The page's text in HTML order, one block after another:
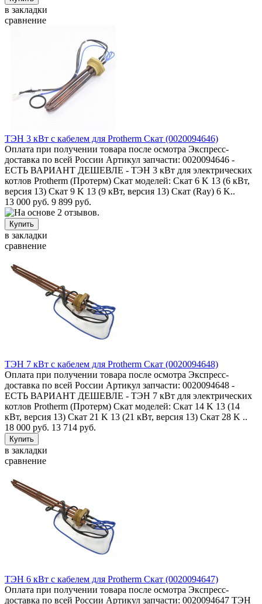
в закладки
сравнение
ТЭН 3 кВт с кабелем для Protherm Скат (0020094646)
Оплата при получении товара после осмотра Экспресс-
доставка по всей России Артикул запчасти: 0020094646 -
ЕСТЬ ВАРИАНТ ДЕШЕВЛЕ - ТЭН 3 кВт для электрических
котлов Protherm (Протерм) Скат моделей: Скат 6 K 13 (6 кВт,
версия 13) Скат 9 K 13 (9 кВт, версия 13) Скат (Ray) 6 K..
13 000 руб. 9 899 руб.
в закладки
сравнение
ТЭН 7 кВт с кабелем для Protherm Скат (0020094648)
Оплата при получении товара после осмотра Экспресс-
доставка по всей России Артикул запчасти: 0020094648 -
ЕСТЬ ВАРИАНТ ДЕШЕВЛЕ - ТЭН 7 кВт для электрических
котлов Protherm (Протерм) Скат моделей: Скат 14 K 13 (14
кВт, версия 13) Скат 21 K 13 (21 кВт, версия 13) Скат 28 K ..
18 000 руб. 13 714 руб.
в закладки
сравнение
ТЭН 6 кВт с кабелем для Protherm Скат (0020094647)
Оплата при получении товара после осмотра Экспресс-
доставка по всей России Артикул запчасти: 0020094647 ТЭН